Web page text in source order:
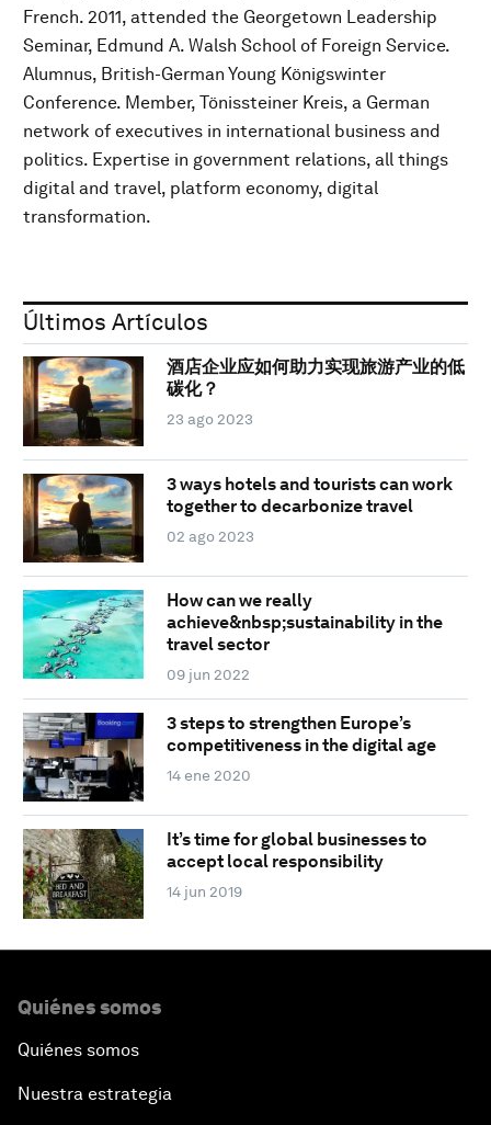
French. 2011, attended the Georgetown Leadership
Seminar, Edmund A. Walsh School of Foreign Service.
Alumnus, British-German Young Königswinter
Conference. Member, Tönissteiner Kreis, a German
network of executives in international business and
politics. Expertise in government relations, all things
digital and travel, platform economy, digital
transformation.
Últimos Artículos
酒店企业应如何助力实现旅游产业的低
碳化？
23 ago 2023
3 ways hotels and tourists can work
together to decarbonize travel
02 ago 2023
How can we really
achieve&nbsp;sustainability in the
travel sector
09 jun 2022
3 steps to strengthen Europe’s
competitiveness in the digital age
14 ene 2020
It’s time for global businesses to
accept local responsibility
14 jun 2019
Quiénes somos
Quiénes somos
Nuestra estrategia